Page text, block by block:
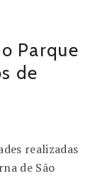
Parque
de
realizadas
de São